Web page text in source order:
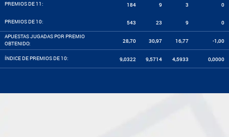
PREMIOS DE 11: 184 9 3 0
PREMIOS DE 10: 543 23 9 0
APUESTAS JUGADAS POR PREMIO
OBTENIDO:
28,70 30,97 16,77 -1,00
ÍNDICE DE PREMIOS DE 10: 9,0322 9,5714 4,5933 0,0000